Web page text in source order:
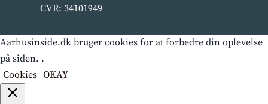
CVR: 34101949
Aarhusinside.dk bruger cookies for at forbedre din oplevelse
på siden. .
Cookies OKAY